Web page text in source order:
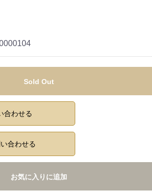
Sold Out
合わせる
合わせる
お気に入りに追加